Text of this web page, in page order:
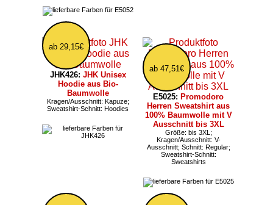
ab 29,15€
JHK426: JHK Unisex
Hoodie aus Bio-
Baumwolle
Kragen/Ausschnitt: Kapuze;
Sweatshirt-Schnitt: Hoodies
ab 47,51€
E5025: Promodoro
Herren Sweatshirt aus
100% Baumwolle mit V
Ausschnitt bis 3XL
Größe: bis 3XL;
Kragen/Ausschnitt: V-
Ausschnitt; Schnitt: Regular;
Sweatshirt-Schnitt:
Sweatshirts